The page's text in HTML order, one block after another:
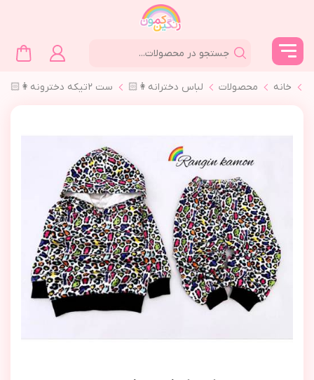
خانه محصولات لباس دخترانه👩🏻 ست ٢تیکه دخترونه👩🏻